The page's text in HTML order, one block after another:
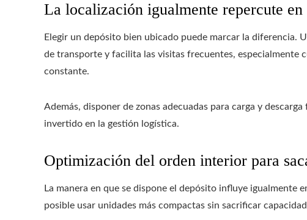
La localización igualmente repercute en
Elegir un depósito bien ubicado puede marcar la diferencia.
de transporte y facilita las visitas frecuentes, especialmente
constante.
Además, disponer de zonas adecuadas para carga y
invertido en la gestión logística.
Optimización del orden interior para
La manera en que se dispone el depósito influye igualmente
posible usar unidades más compactas sin sacrificar